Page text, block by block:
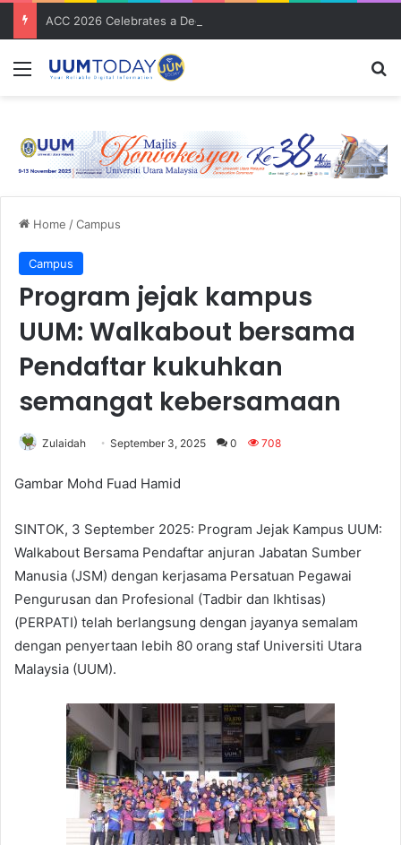
Menu
Home /Campus
Campus
Program jejak kampus
UUM: Walkabout bersama
Pendaftar kukuhkan
semangat kebersamaan
Zulaidah September 3, 2025 0 708
Gambar Mohd Fuad Hamid
SINTOK, 3 September 2025: Program Jejak Kampus UUM:
Walkabout Bersama Pendaftar anjuran Jabatan Sumber
Manusia (JSM) dengan kerjasama Persatuan Pegawai
Pengurusan dan Profesional (Tadbir dan Ikhtisas)
(PERPATI) telah berlangsung dengan jayanya semalam
dengan penyertaan lebih 80 orang staf Universiti Utara
Malaysia (UUM).